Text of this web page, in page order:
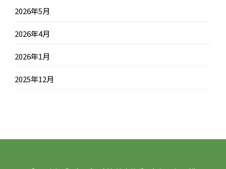
2026年5月
2026年4月
2026年1月
2025年12月